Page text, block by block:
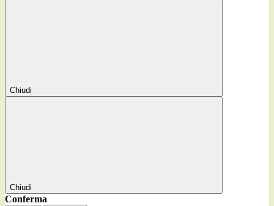
Chiudi
Chiudi
Conferma